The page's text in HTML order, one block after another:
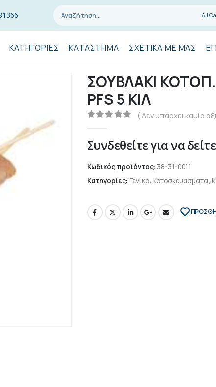
All
ΚΑΤΗΓΟΡΊΕΣ ΚΑΤΆΣΤΗΜΑ ΣΧΕΤΙΚΆ ΜΕ ΜΑΣ
ΣΟΥΒΛΑΚΙ
PFS 5 ΚΙΛ
( Δεν υπάρχει καμία
Συνδεθείτε για να
Κωδικός προϊόντος: 38-31-0011
Κατηγορίες: Γενικα, Κοτοσκευάσματα,